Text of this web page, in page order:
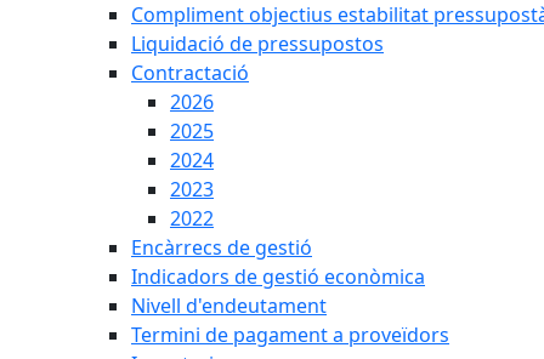
Compliment objectius estabilitat
Liquidació de pressupostos
Contractació
2026
2025
2024
2023
2022
Encàrrecs de gestió
Indicadors de gestió econòmica
Nivell d'endeutament
Termini de pagament a proveïdors